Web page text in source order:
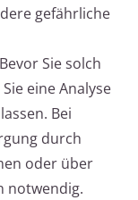
gefährliche
Sie solch
eine Analyse
Bei
durch
oder über
notwendig.